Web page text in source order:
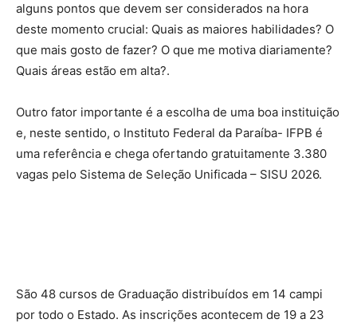
alguns pontos que devem ser considerados na hora
deste momento crucial: Quais as maiores habilidades? O
que mais gosto de fazer? O que me motiva diariamente?
Quais áreas estão em alta?.
Outro fator importante é a escolha de uma boa instituição
e, neste sentido, o Instituto Federal da Paraíba- IFPB é
uma referência e chega ofertando gratuitamente 3.380
vagas pelo Sistema de Seleção Unificada – SISU 2026.
São 48 cursos de Graduação distribuídos em 14 campi
por todo o Estado. As inscrições acontecem de 19 a 23